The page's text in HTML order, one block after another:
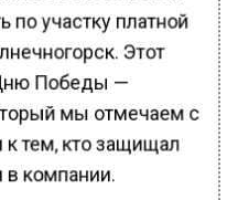
по участку платной
Этот
Победы —
мы отмечаем с
тем, кто защищал
компании.